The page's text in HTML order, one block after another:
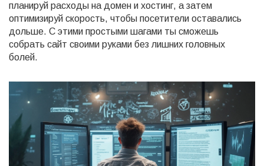
планируй расходы на домен и хостинг, а затем
оптимизируй скорость, чтобы посетители оставались
дольше. С этими простыми шагами ты сможешь
собрать сайт своими руками без лишних головных
болей.